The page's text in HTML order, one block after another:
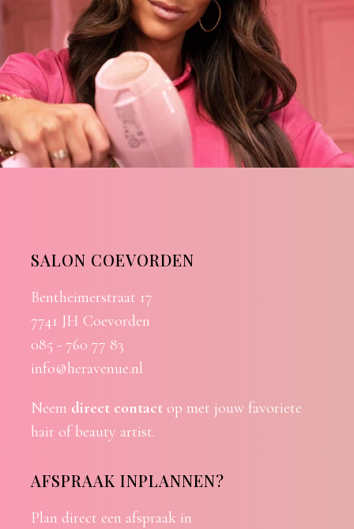
SALON COEVORDEN
Bentheimerstraat 17
7741 JH Coevorden
085 - 760 77 83
info@heravenue.nl
Neem direct contactop met jouw favoriete
hair of beauty artist.
AFSPRAAK INPLANNEN?
Plan direct een afspraak in